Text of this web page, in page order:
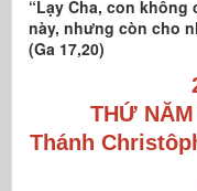
“Lạy Cha, con
này, nhưng còn cho
(Ga 17,20)
THỨ NĂM
Thánh